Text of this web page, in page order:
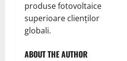
produse fotovoltaice
superioare clienților
globali.
ABOUT THE AUTHOR